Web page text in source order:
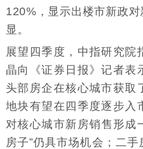
120%，显示出楼市新政
显。
展望四季度，中指研究院
晶向《证券日报》记者表
头部房企在核心城市获取
地块有望在四季度逐步入
对核心城市新房销售形成
房子”仍具市场机会；二